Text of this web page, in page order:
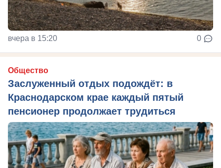
вчера в 15:20 0
Общество
Заслуженный отдых подождёт: в
Краснодарском крае каждый пятый
пенсионер продолжает трудиться